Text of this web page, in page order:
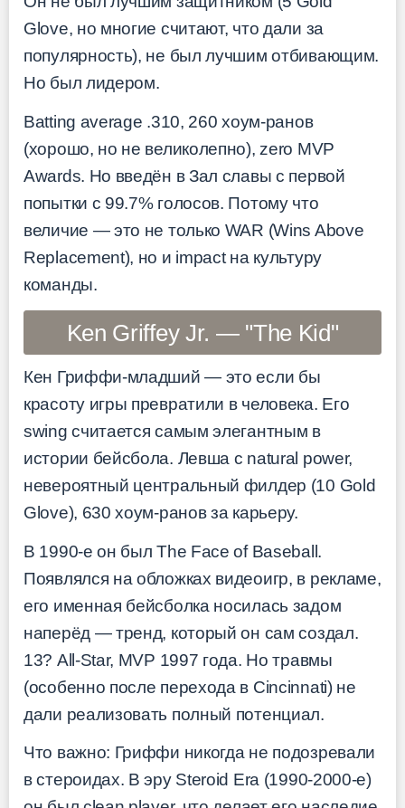
Glove, но многие считают, что дали за
популярность), не был лучшим отбивающим.
Но был лидером.
Batting average .310, 260 хоум-ранов
(хорошо, но не великолепно), zero MVP
Awards. Но введён в Зал славы с первой
попытки с 99.7% голосов. Потому что
величие — это не только WAR (Wins Above
Replacement), но и impact на культуру
команды.
Ken Griffey Jr. — "The Kid"
Кен Гриффи-младший — это если бы
красоту игры превратили в человека. Его
swing считается самым элегантным в
истории бейсбола. Левша с natural power,
невероятный центральный филдер (10 Gold
Glove), 630 хоум-ранов за карьеру.
В 1990-е он был The Face of Baseball.
Появлялся на обложках видеоигр, в рекламе,
его именная бейсболка носилась задом
наперёд — тренд, который он сам создал.
13? All-Star, MVP 1997 года. Но травмы
(особенно после перехода в Cincinnati) не
дали реализовать полный потенциал.
Что важно: Гриффи никогда не подозревали
в стероидах. В эру Steroid Era (1990-2000-е)